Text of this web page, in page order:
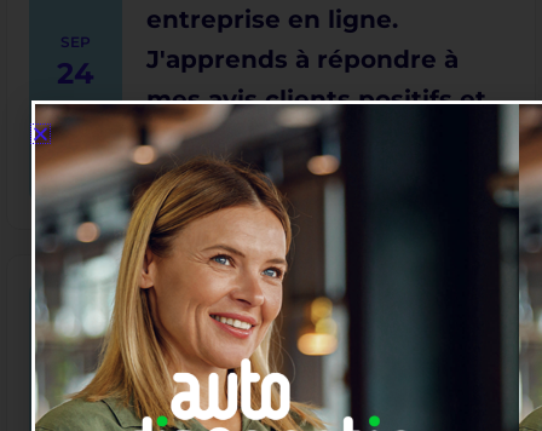
SEP
24
entreprise en ligne.
J'apprends à répondre à
mes avis clients positifs et
négatifs.
FIND OUT MORE
SEP
28
12h15 - 13h15
Découvrez comment
l’Intelligence artificielle
peut booster votre activité